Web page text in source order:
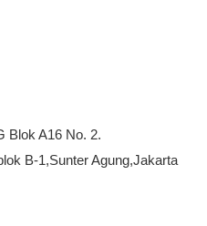
Blok A16 No. 2.
B-1,Sunter Agung,Jakarta